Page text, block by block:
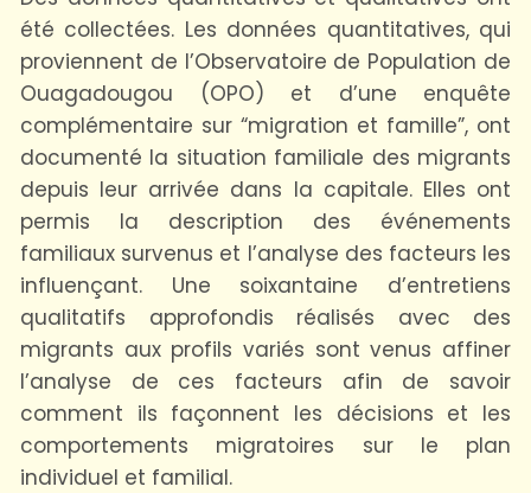
été collectées. Les données quantitatives, qui
proviennent de l’Observatoire de Population de
Ouagadougou (OPO) et d’une enquête
complémentaire sur “migration et famille”, ont
documenté la situation familiale des migrants
depuis leur arrivée dans la capitale. Elles ont
permis la description des événements
familiaux survenus et l’analyse des facteurs les
influençant. Une soixantaine d’entretiens
qualitatifs approfondis réalisés avec des
migrants aux profils variés sont venus affiner
l’analyse de ces facteurs afin de savoir
comment ils façonnent les décisions et les
comportements migratoires sur le plan
individuel et familial.